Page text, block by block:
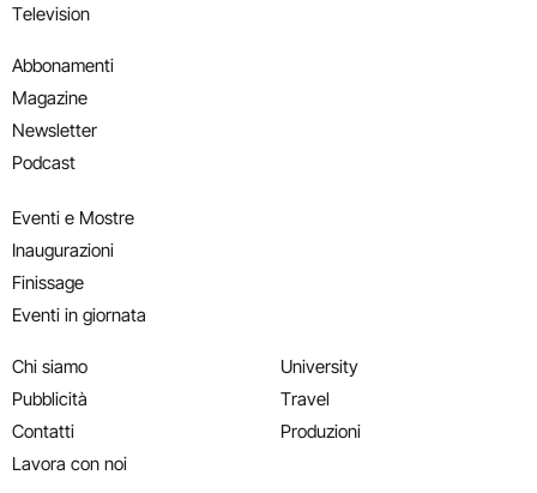
Television
Abbonamenti
Magazine
Newsletter
Podcast
Eventi e Mostre
Inaugurazioni
Finissage
Eventi in giornata
Chi siamo
Pubblicità
Contatti
Lavora con noi
University
Travel
Produzioni